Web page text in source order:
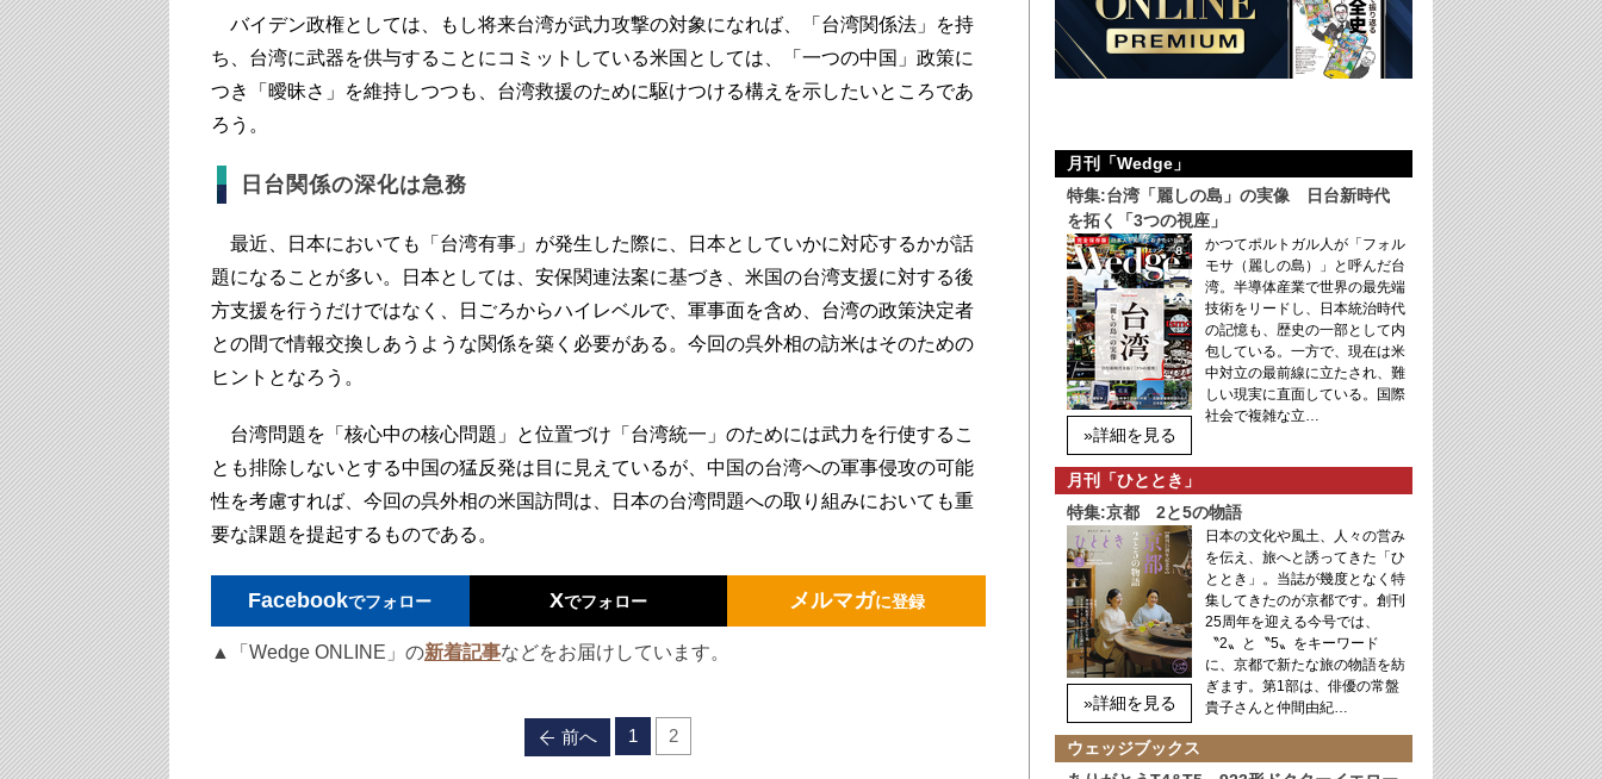
バイデン政権としては、もし将来台湾が武力攻撃の対象になれば、「台湾関係法」を持
ち、台湾に武器を供与することにコミットしている米国としては、「一つの中国」政策に
つき「曖昧さ」を維持しつつも、台湾救援のために駆けつける構えを示したいところであ
ろう。
日台関係の深化は急務
最近、日本においても「台湾有事」が発生した際に、日本としていかに対応するかが話
題になることが多い。日本としては、安保関連法案に基づき、米国の台湾支援に対する後
方支援を行うだけではなく、日ごろからハイレベルで、軍事面を含め、台湾の政策決定者
との間で情報交換しあうような関係を築く必要がある。今回の呉外相の訪米はそのための
ヒントとなろう。
台湾問題を「核心中の核心問題」と位置づけ「台湾統一」のためには武力を行使するこ
とも排除しないとする中国の猛反発は目に見えているが、中国の台湾への軍事侵攻の可能
性を考慮すれば、今回の呉外相の米国訪問は、日本の台湾問題への取り組みにおいても重
要な課題を提起するものである。
Facebookでフォロー Xでフォロー メルマガに登録
▲「Wedge ONLINE」の新着記事などをお届けしています。
前へ 1 2
月刊「Wedge」
特集:台湾「麗しの島」の実像 日台新時代
を拓く「3つの視座」
»詳細を見る
かつてポルトガル人が「フォル
モサ（麗しの島）」と呼んだ台
湾。半導体産業で世界の最先端
技術をリードし、日本統治時代
の記憶も、歴史の一部として内
包している。一方で、現在は米
中対立の最前線に立たされ、難
しい現実に直面している。国際
社会で複雑な立…
月刊「ひととき」
特集:京都 2と5の物語
»詳細を見る
日本の文化や風土、人々の営み
を伝え、旅へと誘ってきた「ひ
ととき」。当誌が幾度となく特
集してきたのが京都です。創刊
25周年を迎える今号では、
〝2〟と〝5〟をキーワード
に、京都で新たな旅の物語を紡
ぎます。第1部は、俳優の常盤
貴子さんと仲間由紀…
ウェッジブックス